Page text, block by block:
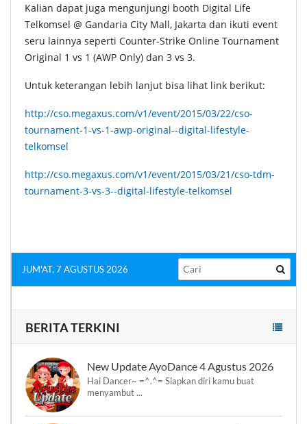
Kalian dapat juga mengunjungi booth Digital Life
Telkomsel @ Gandaria City Mall, Jakarta dan ikuti event
seru lainnya seperti Counter-Strike Online Tournament
Original 1 vs 1 (AWP Only) dan 3 vs 3.
Untuk keterangan lebih lanjut bisa lihat link berikut:
http://cso.megaxus.com/v1/event/2015/03/22/cso-
tournament-1-vs-1-awp-original--digital-lifestyle-
telkomsel
http://cso.megaxus.com/v1/event/2015/03/21/cso-tdm-
tournament-3-vs-3--digital-lifestyle-telkomsel
JUM'AT, 7 AGUSTUS 2026
BERITA TERKINI
New Update AyoDance 4 Agustus 2026
Hai Dancer~ =^.^= Siapkan diri kamu buat
menyambut ...